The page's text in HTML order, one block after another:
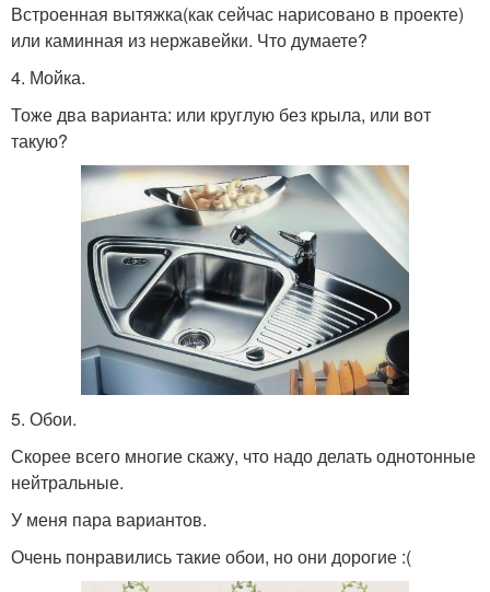
Встроенная вытяжка(как сейчас нарисовано в проекте)
или каминная из нержавейки. Что думаете?
4. Мойка.
Тоже два варианта: или круглую без крыла, или вот
такую?
5. Обои.
Скорее всего многие скажу, что надо делать однотонные
нейтральные.
У меня пара вариантов.
Очень понравились такие обои, но они дорогие :(